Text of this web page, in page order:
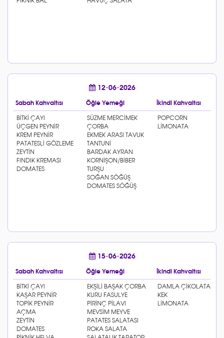
12-06-2026
Sabah Kahvaltısı Öğle Yemeği İkindi Kahvaltısı
15-06-2026
Sabah Kahvaltısı Öğle Yemeği İkindi Kahvaltısı